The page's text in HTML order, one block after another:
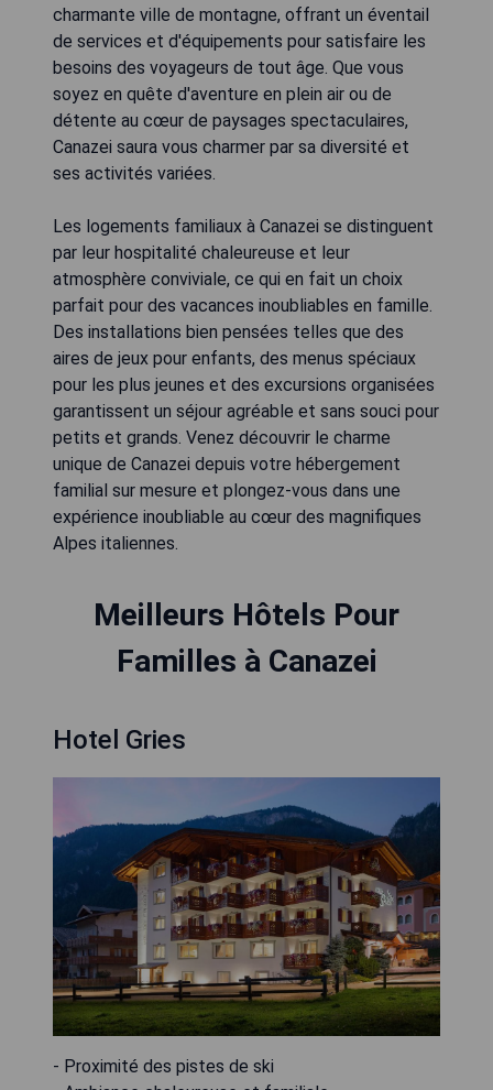
charmante ville de montagne, offrant un éventail
de services et d'équipements pour satisfaire les
besoins des voyageurs de tout âge. Que vous
soyez en quête d'aventure en plein air ou de
détente au cœur de paysages spectaculaires,
Canazei saura vous charmer par sa diversité et
ses activités variées.
Les logements familiaux à Canazei se distinguent
par leur hospitalité chaleureuse et leur
atmosphère conviviale, ce qui en fait un choix
parfait pour des vacances inoubliables en famille.
Des installations bien pensées telles que des
aires de jeux pour enfants, des menus spéciaux
pour les plus jeunes et des excursions organisées
garantissent un séjour agréable et sans souci pour
petits et grands. Venez découvrir le charme
unique de Canazei depuis votre hébergement
familial sur mesure et plongez-vous dans une
expérience inoubliable au cœur des magnifiques
Alpes italiennes.
Meilleurs Hôtels Pour
Familles à Canazei
Hotel Gries
- Proximité des pistes de ski